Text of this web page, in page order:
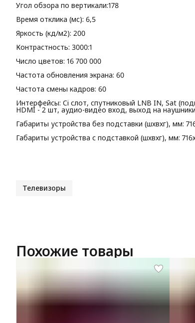
Угол обзора по вертикали:178
Время отклика (мс): 6,5
Яркость (кд/м2): 200
Контрастность: 3000:1
Число цветов: 16 700 000
Частота обновления экрана: 60
Частота смены кадров: 60
Интерфейсы: Ci слот, спутниковый LNB IN, Sat
HDMI - 2 шт, аудио-видео вход, выход на
Габариты устройства без подставки (шхвхг), мм:
Габариты устройства с подставкой (шхвхг), мм:
Телевизоры
Похожие товары